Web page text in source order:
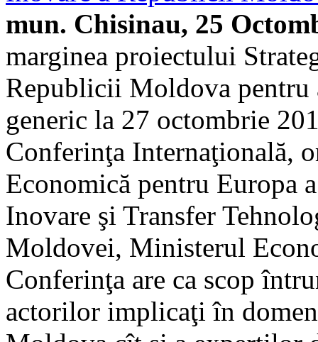
mun. Chisinau, 25
marginea proiectului
Republicii Moldova pentru
generic la 27 octombrie
Conferinţa Internaţională,
Economică pentru Europa
Inovare şi Transfer
Moldovei, Ministerul
Conferinţa are ca scop
actorilor implicaţi în